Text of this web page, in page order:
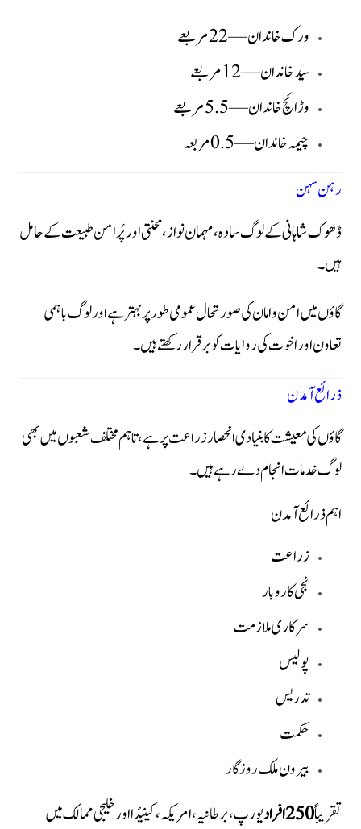
ورک خاندان — 22 مربعے
سید خاندان — 12 مربعے
وڑائچ خاندان — 5.5 مربعے
چیمہ خاندان — 0.5 مربعہ
رہن سہن
ڈھوک شاہانی کے لوگ سادہ، مہمان نواز، محنتی اور پُرامن طبیعت کے حامل
ہیں۔
گاؤں میں امن و امان کی صورتحال عمومی طور پر بہتر ہے اور لوگ باہمی
تعاون اور اخوت کی روایات کو برقرار رکھتے ہیں۔
ذرائع آمدن
گاؤں کی معیشت کا بنیادی انحصار زراعت پر ہے، تاہم مختلف شعبوں میں بھی
لوگ خدمات انجام دے رہے ہیں۔
اہم ذرائع آمدن
زراعت
نجی کاروبار
سرکاری ملازمت
پولیس
تدریس
حکمت
بیرون ملک روزگار
تقریباً250 افراد
یورپ، برطانیہ، امریکہ، کینیڈا اور خلیجی ممالک میں